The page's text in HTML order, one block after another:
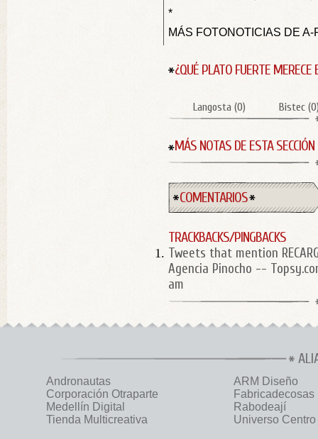
*
MÁS FOTONOTICIAS DE
¿QUÉ PLATO FUERTE MERECE
Langosta (0) Bistec (0
MÁS NOTAS DE ESTA SECCIÓN
COMENTARIOS
TRACKBACKS/PINGBACKS
Tweets that mention
Agencia Pinocho --
am
Andronautas
ARM Diseño
Corporación Otraparte
Fabricadecosas
Medellín Digital
Rabodeají
Tienda Multicreativa
Universo Centro